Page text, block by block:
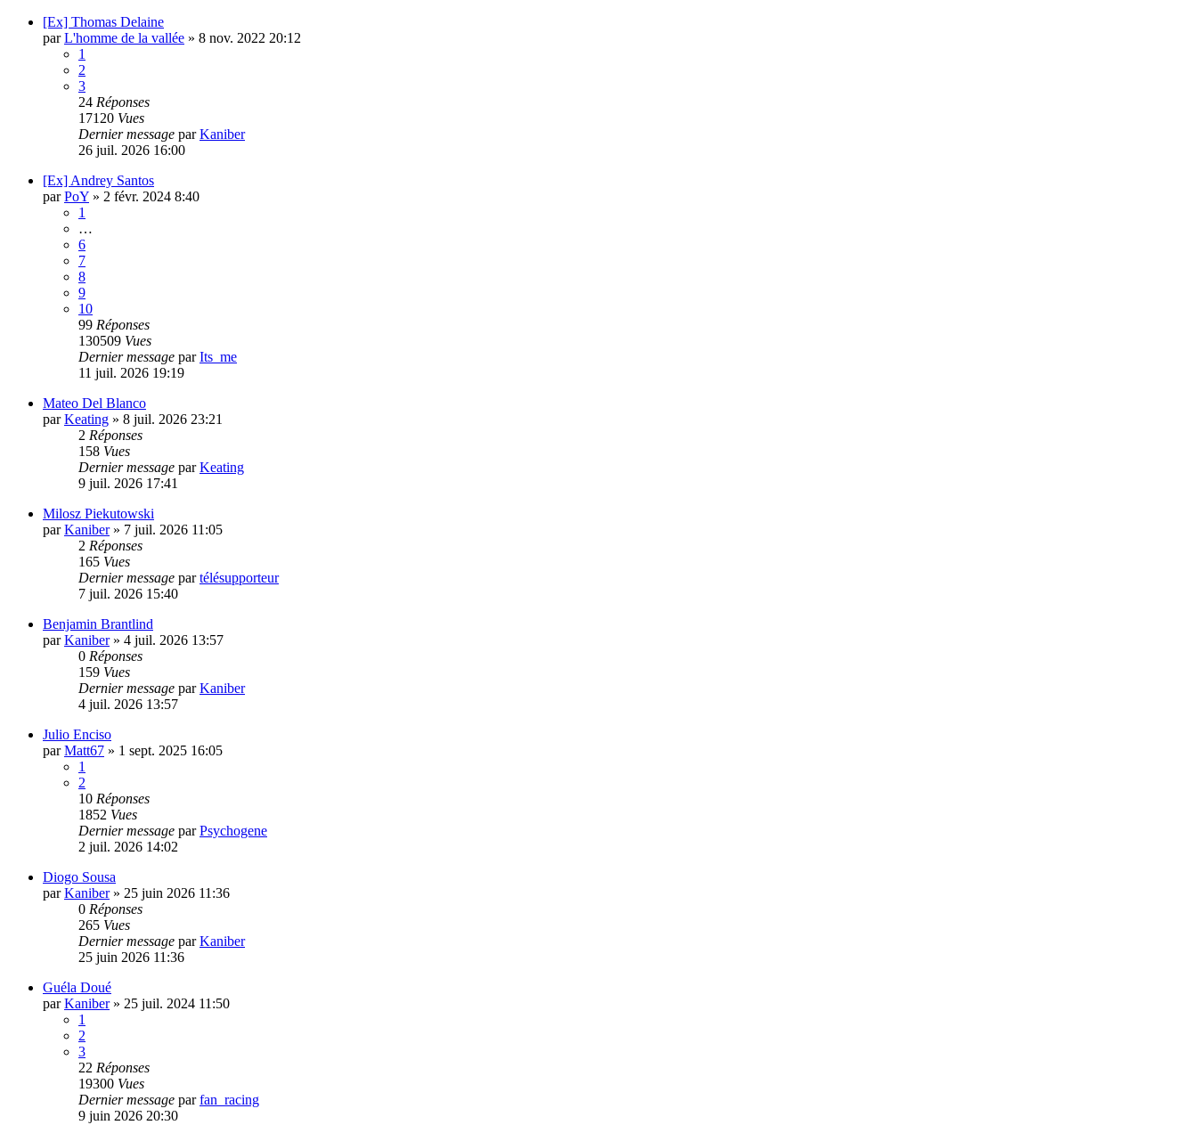
[Ex] Thomas Delaine
parL'homme de la vallée » 8 nov. 2022 20:12
1
2
3
24 Réponses
17120 Vues
Dernier message parKaniber
26 juil. 2026 16:00
[Ex] Andrey Santos
parPoY » 2 févr. 2024 8:40
1
…
6
7
8
9
10
99 Réponses
130509 Vues
Dernier message parIts_me
11 juil. 2026 19:19
Mateo Del Blanco
parKeating » 8 juil. 2026 23:21
2 Réponses
158 Vues
Dernier message parKeating
9 juil. 2026 17:41
Milosz Piekutowski
parKaniber» 7 juil. 2026 11:05
2 Réponses
165 Vues
Dernier message partélésupporteur
7 juil. 2026 15:40
Benjamin Brantlind
parKaniber» 4 juil. 2026 13:57
0 Réponses
159 Vues
Dernier message parKaniber
4 juil. 2026 13:57
Julio Enciso
parMatt67 » 1 sept. 2025 16:05
1
2
10 Réponses
1852 Vues
Dernier message parPsychogene
2 juil. 2026 14:02
Diogo Sousa
parKaniber» 25 juin 2026 11:36
0 Réponses
265 Vues
Dernier message parKaniber
25 juin 2026 11:36
Guéla Doué
parKaniber» 25 juil. 2024 11:50
1
2
3
22 Réponses
19300 Vues
Dernier message parfan_racing
9 juin 2026 20:30